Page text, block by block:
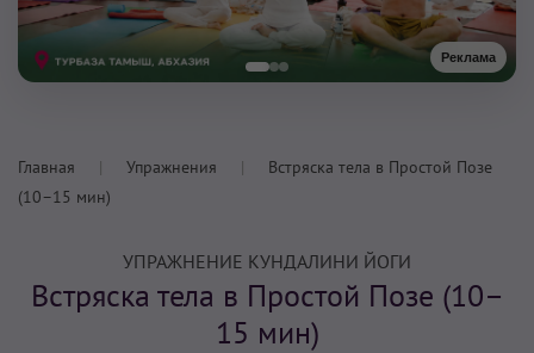
Реклама
Главная Упражнения
Встряска тела в Простой Позе
(10–15 мин)
УПРАЖНЕНИЕ КУНДАЛИНИ ЙОГИ
Встряска тела в Простой Позе (10–
15 мин)